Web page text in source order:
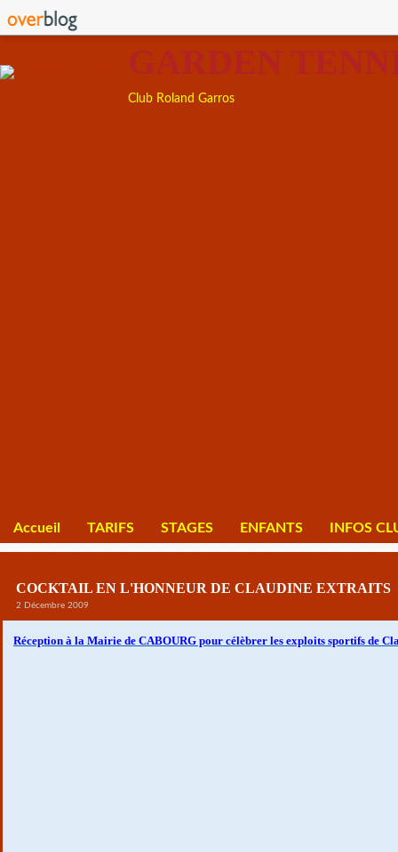
GARDEN
Club Roland Garros
Accueil TARIFS STAGES ENFANTS INFOS
COCKTAIL EN L'HONNEUR DE CLAUDINE EXTRAITS
2 Décembre 2009
Réception à la Mairie de CABOURG pour célèbrer les exploits sportifs de